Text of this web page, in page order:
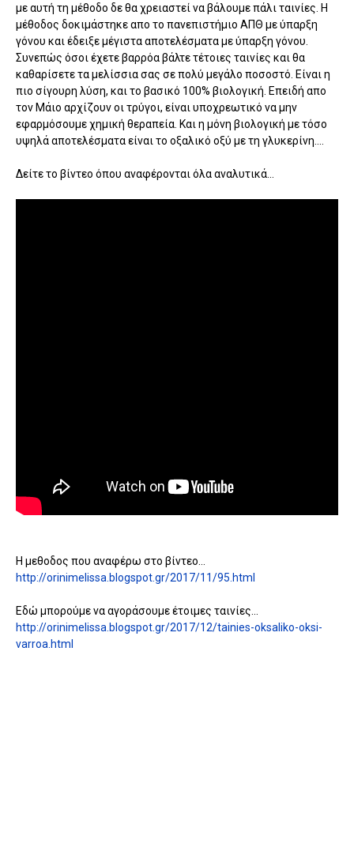
με αυτή τη μέθοδο δε θα χρειαστεί να βάλουμε πάλι ταινίες. Η
μέθοδος δοκιμάστηκε απο το πανεπιστήμιο ΑΠΘ με ύπαρξη
γόνου και έδειξε μέγιστα αποτελέσματα με ύπαρξη γόνου.
Συνεπώς όσοι έχετε βαρρόα βάλτε τέτοιες ταινίες και θα
καθαρίσετε τα μελίσσια σας σε πολύ μεγάλο ποσοστό. Είναι η
πιο σίγουρη λύση, και το βασικό 100% βιολογική. Επειδή απο
τον Μάιο αρχίζουν οι τρύγοι, είναι υποχρεωτικό να μην
εφαρμόσουμε χημική θεραπεία. Και η μόνη βιολογική με τόσο
υψηλά αποτελέσματα είναι το οξαλικό οξύ με τη γλυκερίνη....
Δείτε το βίντεο όπου αναφέρονται όλα αναλυτικά...
Η μεθοδος που αναφέρω στο βίντεο...
http://orinimelissa.blogspot.gr/2017/11/95.html
Εδώ μπορούμε να αγοράσουμε έτοιμες ταινίες...
http://orinimelissa.blogspot.gr/2017/12/tainies-oksaliko-oksi-
varroa.html